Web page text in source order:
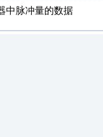
中脉冲量的数据